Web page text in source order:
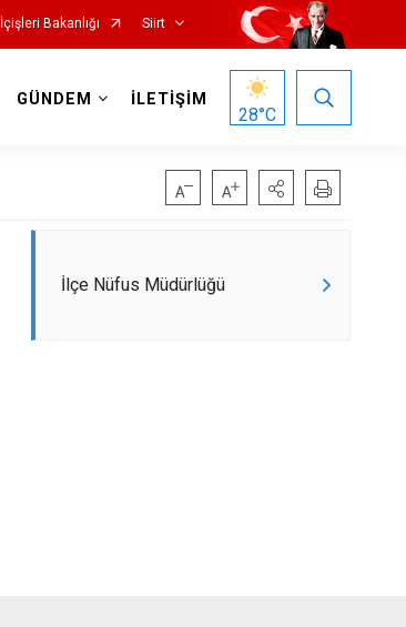
İçişleri Bakanlığı Siirt
GÜNDEM İLETİŞİM
28°C
İlçe Nüfus Müdürlüğü